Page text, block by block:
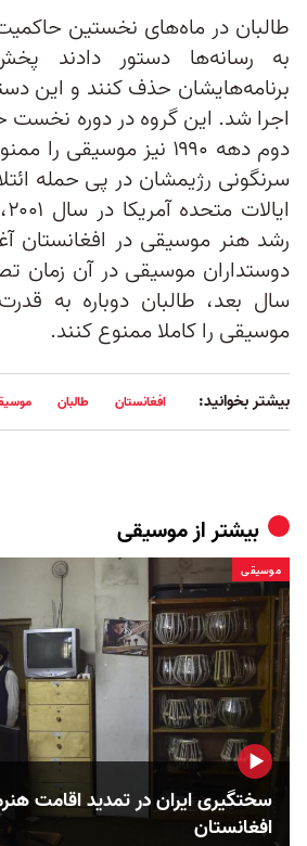
طالبان در ماه‌های نخستین
به رسانه‌ها دستور دادند
برنامه‌هایشان حذف کنند و این
اجرا شد. این گروه در دوره
دوم دهه ۱۹۹۰ نیز موسیقی
سرنگونی رژیمشان در پی حمله
رشد هنر موسیقی در افغانستان
سال بعد، طالبان دوباره به
موسیقی را کاملا ممنوع کنند.
بیشتر بخوانید: افغانستان طالبان
بیشتر ازموسیقی
موسیقی
سختگیری ایران در تمدید اقامت
افغانستان